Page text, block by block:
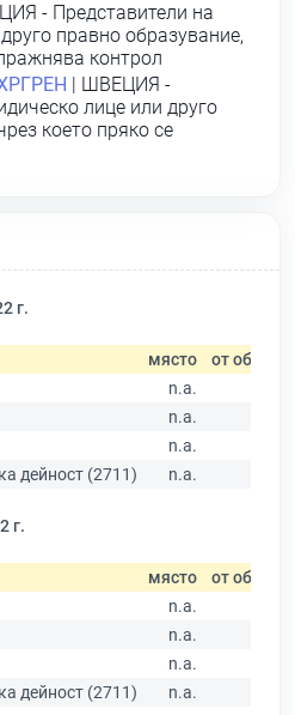
- Представители на
правно образувание,
контрол
| ШВЕЦИЯ -
лице или друго
което пряко се
г.
място от общо
n.a.
n.a.
n.a.
дейност (2711)
n.a.
г.
място от общо
n.a.
n.a.
n.a.
дейност (2711)
n.a.